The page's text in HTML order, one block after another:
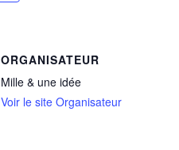
ORGANISATEUR
Mille & une idée
Voir le site Organisateur